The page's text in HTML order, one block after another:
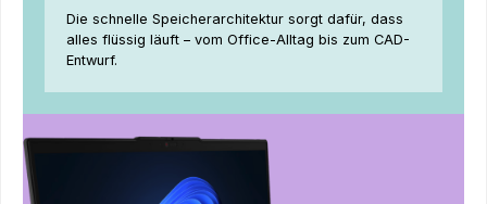
Die schnelle Speicherarchitektur sorgt dafür, dass
alles flüssig läuft – vom Office-Alltag bis zum CAD-
Entwurf.